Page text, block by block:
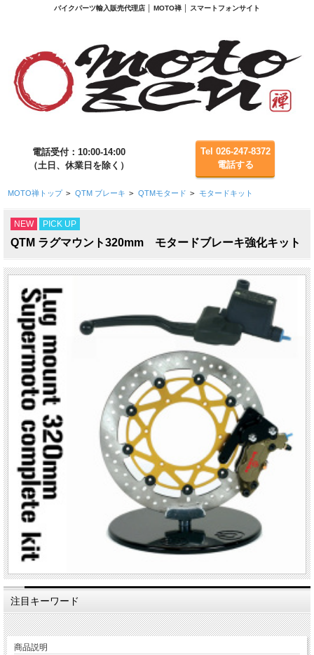
バイクパーツ輸入販売代理店 │ MOTO禅 │ スマートフォンサイト
電話受付：10:00-14:00
（土日、休業日を除く）
Tel 026-247-8372
電話する
MOTO禅トップ > QTM ブレーキ > QTMモタード > モタードキット
NEW PICK UP
QTM ラグマウント320mm モタードブレーキ強化キット
注目キーワード
商品説明